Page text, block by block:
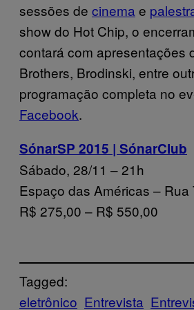
sessões de cinema e
show do Hot Chip, o
contará com apresentações
Brothers, Brodinski, entre
programação completa no
Facebook.
SónarSP 2015 | SónarClub
Sábado, 28/11 – 21h
Espaço das Américas – Rua
R$ 275,00 – R$ 550,00
Tagged:
eletrônico Entrevista